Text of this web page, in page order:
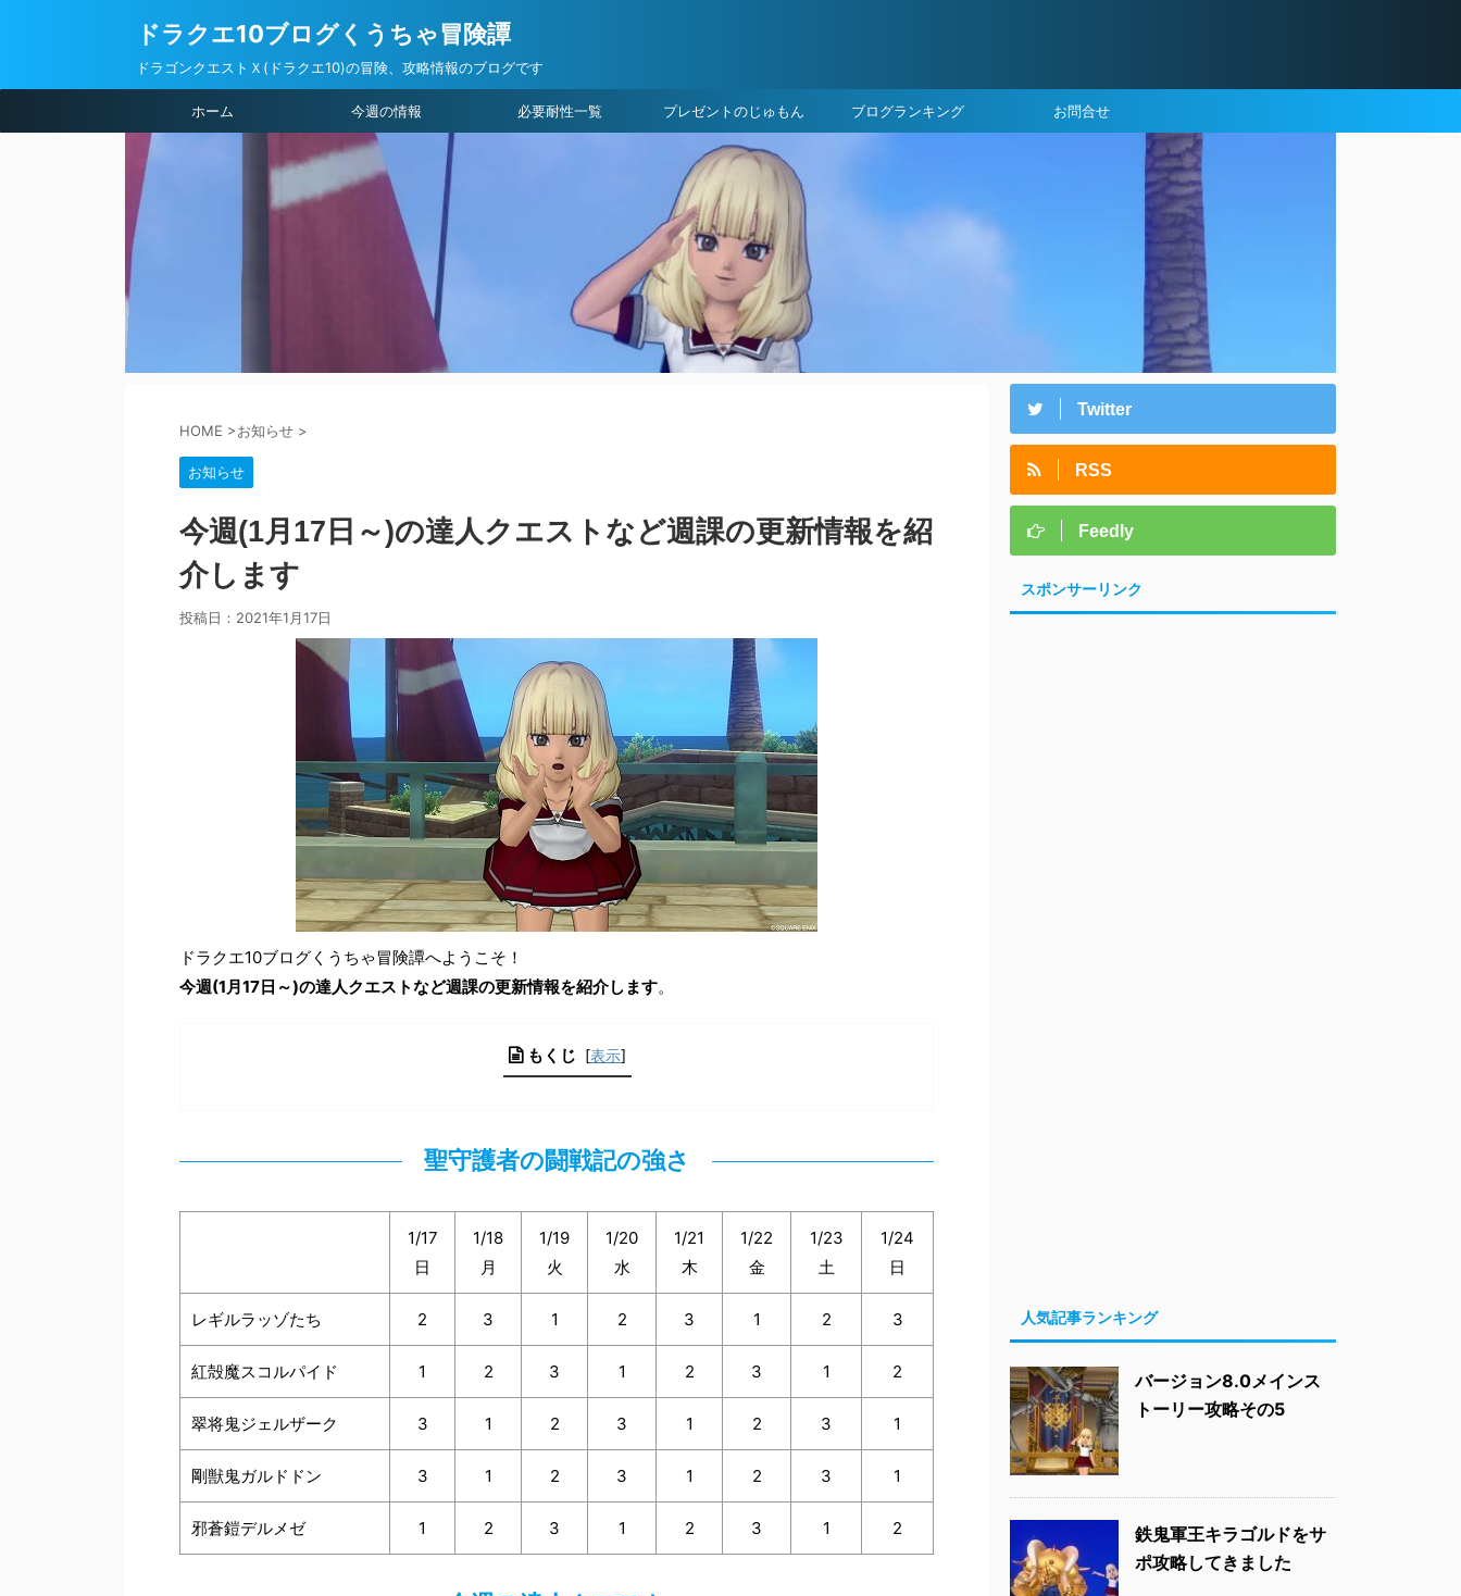
ドラクエ10ブログくうちゃ冒険譚
ドラゴンクエストＸ(ドラクエ10)の冒険、攻略情報のブログです
ホーム 今週の情報 必要耐性一覧 プレゼントのじゅもん ブログランキング お問合せ
HOME >お知らせ >
お知らせ
今週(1月17日～)の達人クエストなど週課の更新情報を紹
介します
投稿日： 2021年1月17日
ドラクエ10ブログくうちゃ冒険譚へようこそ！
今週(1月17日～)の達人クエストなど週課の更新情報を紹介します。
もくじ [表示]
聖守護者の闘戦記の強さ
1/17
日
1/18
月
1/19
火
1/20
水
1/21
木
1/22
金
1/23
土
1/24
日
レギルラッゾたち 2 3 1 2 3 1 2 3
紅殻魔スコルパイド 1 2 3 1 2 3 1 2
翠将鬼ジェルザーク 3 1 2 3 1 2 3 1
剛獣鬼ガルドドン 3 1 2 3 1 2 3 1
邪蒼鎧デルメゼ 1 2 3 1 2 3 1 2
Twitter
RSS
Feedly
スポンサーリンク
人気記事ランキング
バージョン8.0メインス
トーリー攻略その5
鉄鬼軍王キラゴルドをサ
ポ攻略してきました